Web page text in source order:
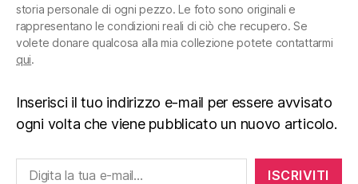
storia personale di ogni pezzo. Le foto sono originali e
rappresentano le condizioni reali di ciò che recupero. Se
volete donare qualcosa alla mia collezione potete contattarmi
qui.
Inserisci il tuo indirizzo e-mail per essere avvisato
ogni volta che viene pubblicato un nuovo articolo.
Digita la tua e-mail...
ISCRIVITI